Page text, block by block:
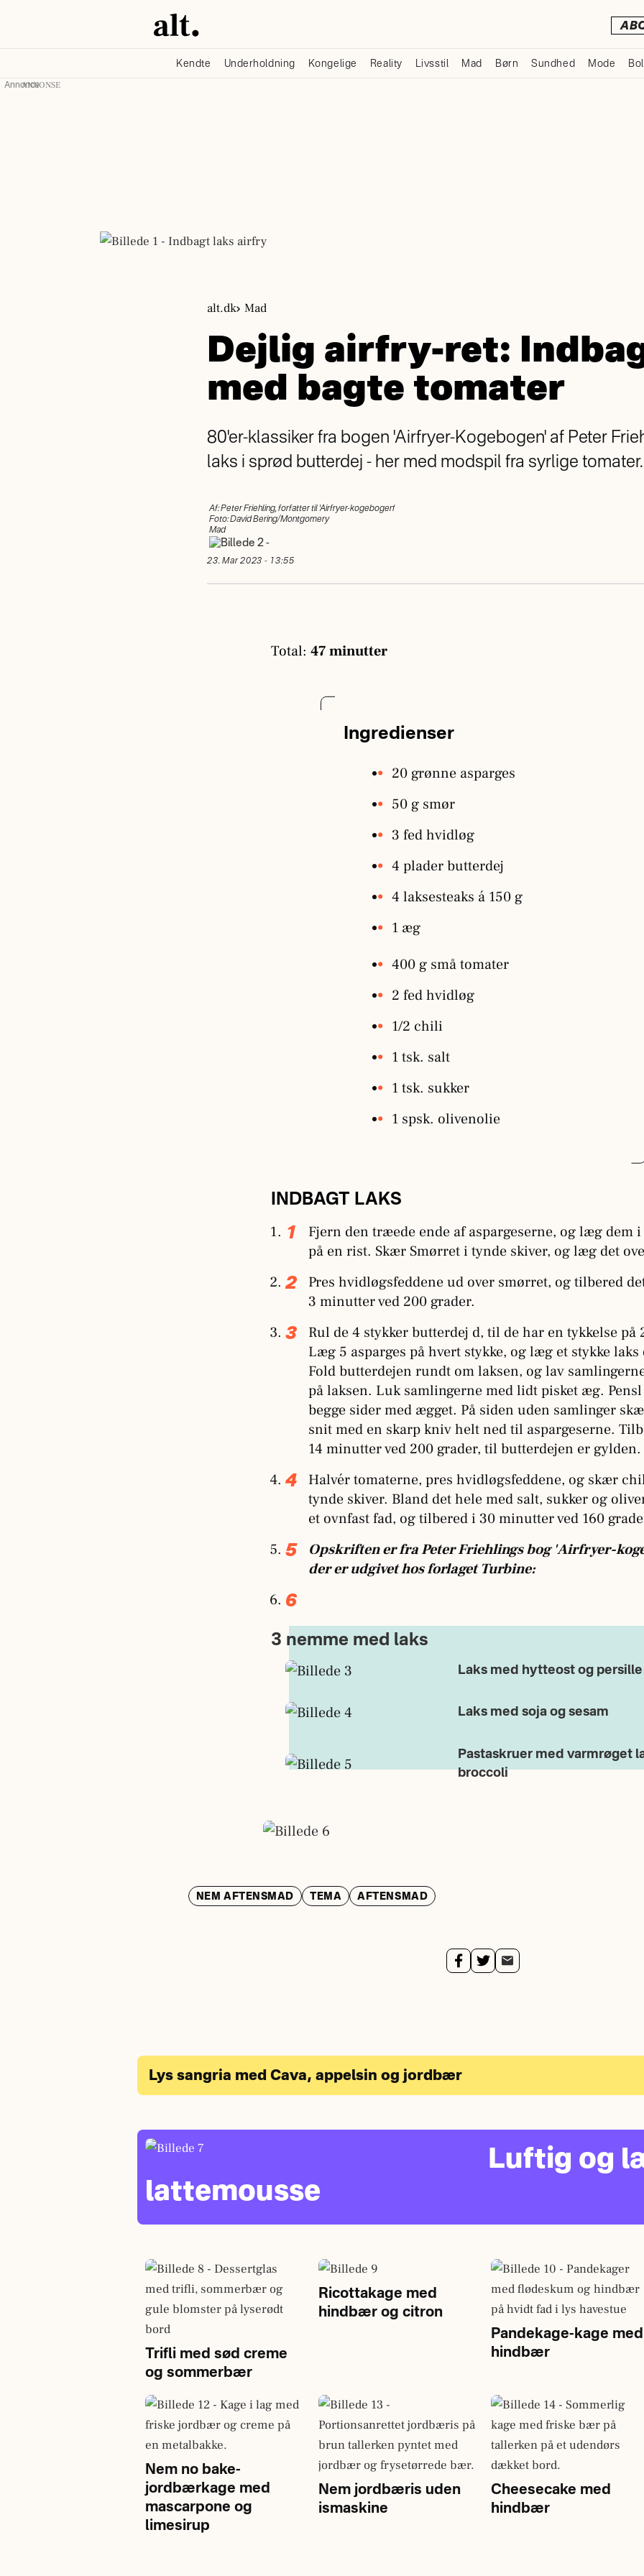
Kendte Underholdning Kongelige Reality Livsstil Mad Børn Sundhed Mode
alt.dk Mad
Dejlig airfry-ret:
med bagte tomater
80'er-klassiker fra bogen 'Airfryer-Kogebogen' af Peter
laks i sprød butterdej - her med modspil fra syrlige tomater.
Af: Peter Friehling, forfatter til 'Airfryer-kogebogen'
Foto: David Bering/Montgomery
Mad
23. Mar 2023 - 13:55
Total: 47 minutter
Ingredienser
20 grønne asparges
50 g smør
3 fed hvidløg
4 plader butterdej
4 laksesteaks á 150 g
1 æg
400 g små tomater
2 fed hvidløg
1/2 chili
1 tsk. salt
1 tsk. sukker
1 spsk. olivenolie
INDBAGT LAKS
Fjern den træede ende af aspargeserne, og læg dem
på en rist. Skær Smørret i tynde skiver, og læg det
Pres hvidløgsfeddene ud over smørret, og tilbered
3 minutter ved 200 grader.
Rul de 4 stykker butterdej d, til de har en tykkelse på
Læg 5 asparges på hvert stykke, og læg et stykke laks
Fold butterdejen rundt om laksen, og lav
på laksen. Luk samlingerne med lidt pisket æg.
begge sider med ægget. På siden uden samlinger
snit med en skarp kniv helt ned til aspargeserne.
14 minutter ved 200 grader, til butterdejen er gylden.
Halvér tomaterne, pres hvidløgsfeddene, og skær
tynde skiver. Bland det hele med salt, sukker og
et ovnfast fad, og tilbered i 30 minutter ved 160
Opskriften er fra Peter Friehlings bog 'Airfryer-
der er udgivet hos forlaget Turbine:
3 nemme med laks
Laks med hytteost og persille
Laks med soja og sesam
Pastaskruer med varmrøget
broccoli
NEM AFTENSMAD TEMA AFTENSMAD
Lys sangria med Cava, appelsin og jordbær
Luftig og
lattemousse
Trifli med sød creme
og sommerbær
Ricottakage med
hindbær og citron
Pandekage-kage med
hindbær
Nem no bake-
jordbærkage med
mascarpone og
limesirup
Nem jordbæris uden
ismaskine
Cheesecake med
hindbær
Annonce